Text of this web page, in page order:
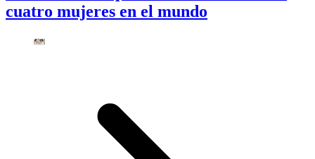
cuatro mujeres en el mundo